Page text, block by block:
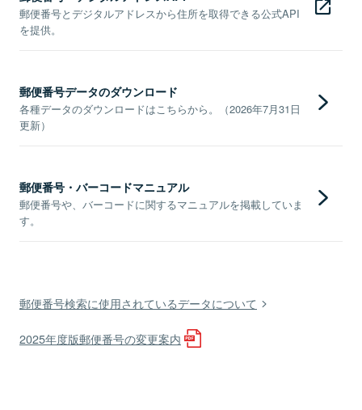
郵便番号とデジタルアドレスから住所を取得できる公式API
を提供。
郵便番号データのダウンロード
各種データのダウンロードはこちらから。（2026年7月31日
更新）
郵便番号・バーコードマニュアル
郵便番号や、バーコードに関するマニュアルを掲載していま
す。
郵便番号検索に使用されているデータについて
2025年度版郵便番号の変更案内